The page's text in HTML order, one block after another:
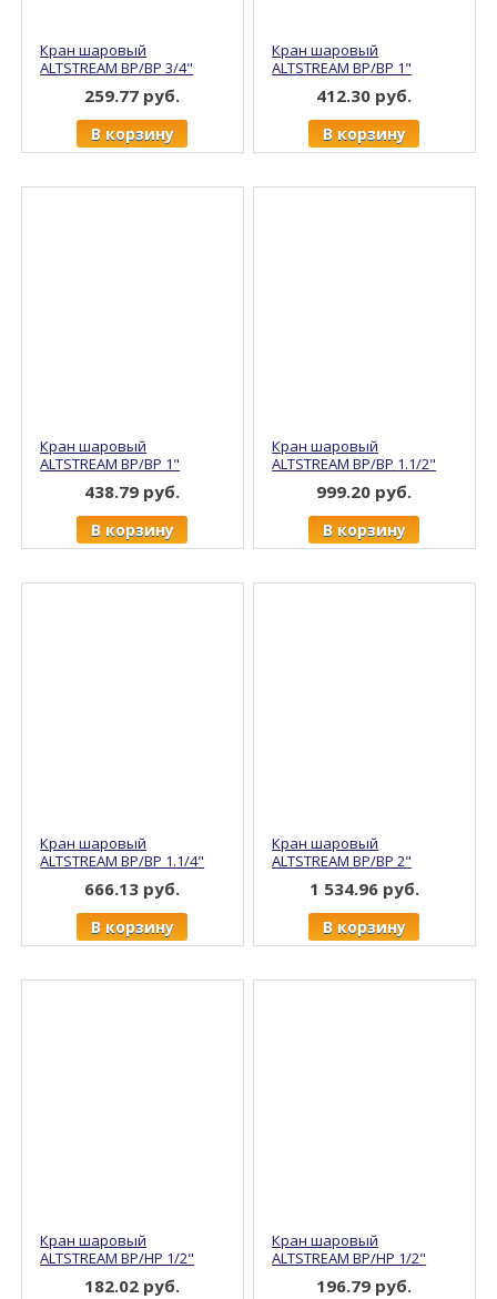
Кран шаровый
ALTSTREAM ВР/ВР 3/4"
ручка, никель (12/96)
259.77 руб.
В корзину
Кран шаровый
ALTSTREAM ВР/ВР 1"
бабочка, никель (8/64)
412.30 руб.
В корзину
Кран шаровый
ALTSTREAM ВР/ВР 1"
ручка, никель (6/48)
438.79 руб.
В корзину
Кран шаровый
ALTSTREAM ВР/ВР 1.1/2"
ручка, никель (2/12)
999.20 руб.
В корзину
Кран шаровый
ALTSTREAM ВР/ВР 1.1/4"
ручка, никель (4/24)
666.13 руб.
В корзину
Кран шаровый
ALTSTREAM ВР/ВР 2"
ручка, никель (2/12)
1 534.96 руб.
В корзину
Кран шаровый
ALTSTREAM ВР/НР 1/2"
бабочка, никель (15/120)
182.02 руб.
Кран шаровый
ALTSTREAM ВР/НР 1/2"
ручка, никель (15/120)
196.79 руб.